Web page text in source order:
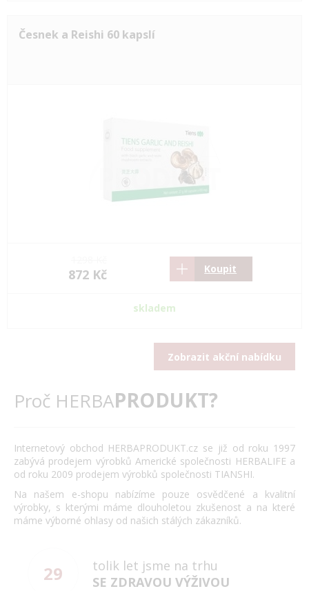
Česnek a Reishi 60 kapslí
872 Kč Koupit
skladem
Zobrazit akční nabídku
Proč HERBAPRODUKT?
Internetový obchod HERBAPRODUKT.cz se již od roku 1997
zabývá prodejem výrobků Americké společnosti HERBALIFE a
od roku 2009 prodejem výrobků společnosti TIANSHI.
Na našem e-shopu nabízíme pouze osvědčené a kvalitní
výrobky, s kterými máme dlouholetou zkušenost a na které
máme výborné ohlasy od našich stálých zákazníků.
29
tolik let jsme na trhu
SE ZDRAVOU VÝŽIVOU